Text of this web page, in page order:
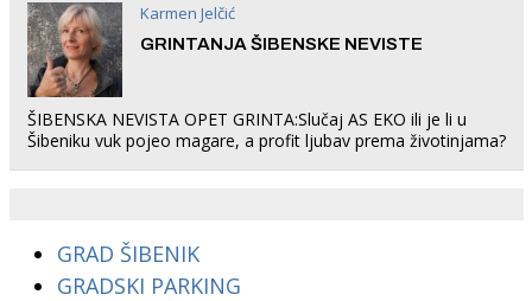
Karmen Jelčić
GRINTANJA ŠIBENSKE NEVISTE
ŠIBENSKA NEVISTA OPET GRINTA:Slučaj AS EKO ili je li u
Šibeniku vuk pojeo magare, a profit ljubav prema životinjama?
GRAD ŠIBENIK
GRADSKI PARKING